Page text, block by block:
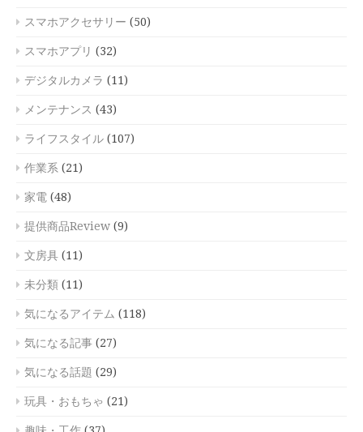
スマホアクセサリー (50)
スマホアプリ (32)
デジタルカメラ (11)
メンテナンス (43)
ライフスタイル (107)
作業系 (21)
家電 (48)
提供商品Review (9)
文房具 (11)
未分類 (11)
気になるアイテム (118)
気になる記事 (27)
気になる話題 (29)
玩具・おもちゃ (21)